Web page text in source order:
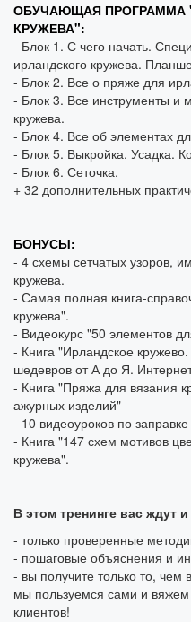
ОБУЧАЮЩАЯ ПРОГРАММА
КРУЖЕВА":
- Блок 1. С чего начать.
ирландского кружева.
- Блок 2. Все о пряже для
- Блок 3. Все инструменты и
кружева.
- Блок 4. Все об элементах
- Блок 5. Выкройка. Усадка.
- Блок 6. Сеточка.
+ 32 дополнительных
БОНУСЫ:
- 4 схемы сетчатых узоров,
кружева.
- Самая полная книга-
кружева".
- Видеокурс "50 элементов
- Книга "Ирландское
шедевров от А до Я.
- Книга "Пряжа для вязания
ажурных изделий"
- 10 видеоуроков по заправке
- Книга "147 схем мотивов
кружева".
В этом тренинге вас ждут
- только проверенные
- пошаговые объяснения и
- вы получите только то, чем
мы пользуемся сами и вяжем
клиентов!